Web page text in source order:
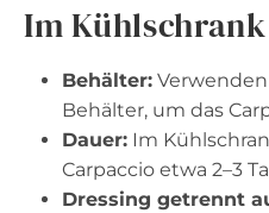
Im
Behälter:
Behälter, um das
Dauer: Im
Carpaccio etwa 2–3
Dressing getrennt